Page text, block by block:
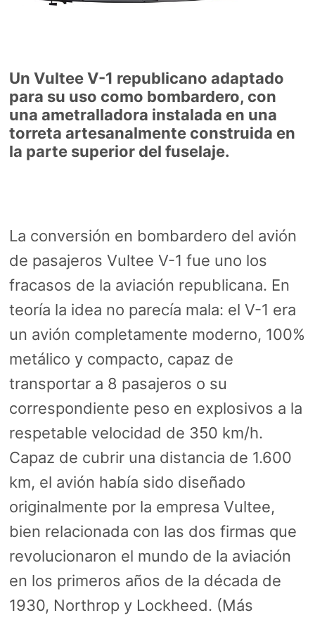
Un Vultee V-1 republicano adaptado
para su uso como bombardero, con
una ametralladora instalada en una
torreta artesanalmente construida en
la parte superior del fuselaje.
La conversión en bombardero del avión
de pasajeros Vultee V-1 fue uno los
fracasos de la aviación republicana. En
teoría la idea no parecía mala: el V-1 era
un avión completamente moderno, 100%
metálico y compacto, capaz de
transportar a 8 pasajeros o su
correspondiente peso en explosivos a la
respetable velocidad de 350 km/h.
Capaz de cubrir una distancia de 1.600
km, el avión había sido diseñado
originalmente por la empresa Vultee,
bien relacionada con las dos firmas que
revolucionaron el mundo de la aviación
en los primeros años de la década de
1930, Northrop y Lockheed. (Más